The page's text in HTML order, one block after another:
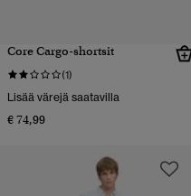
Core Cargo-shortsit
(1)
Lisää värejä saatavilla
€ 74,99